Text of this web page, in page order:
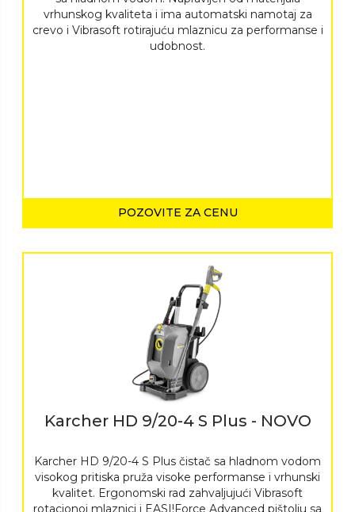
vrhunskog kvaliteta i ima automatski namotaj za
crevo i Vibrasoft rotirajuću mlaznicu za performanse i
udobnost.
POZOVITE ZA CENU
Karcher HD 9/20-4 S Plus - NOVO
Karcher HD 9/20-4 S Plus čistač sa hladnom vodom
visokog pritiska pruža visoke performanse i vrhunski
kvalitet. Ergonomski rad zahvaljujući Vibrasoft